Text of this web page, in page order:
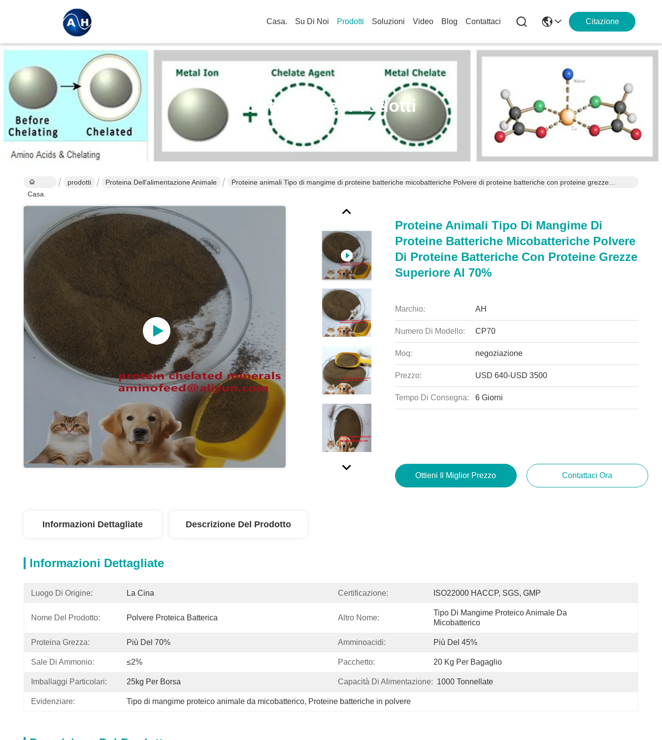
Casa. Su Di Noi Prodotti Soluzioni Video Blog Contattaci Citazione
Dettagli Dei Prodotti
Casa.
prodotti Proteina Dell'alimentazione Animale
Proteine animali Tipo di mangime di proteine batteriche micobatteriche Polvere di proteine batteriche con proteine grezze
Proteine Animali Tipo Di Mangime Di
Proteine Batteriche Micobatteriche Polvere
Di Proteine Batteriche Con Proteine Grezze
Superiore Al 70%
Marchio: AH
Numero Di Modello: CP70
Moq: negoziazione
Prezzo: USD 640-USD 3500
Tempo Di Consegna: 6 Giorni
Ottieni Il Miglior Prezzo Contattaci Ora
Informazioni Dettagliate Descrizione Del Prodotto
Informazioni Dettagliate
Luogo Di Origine: La Cina Certificazione: ISO22000 HACCP, SGS, GMP
Nome Del Prodotto: Polvere Proteica Batterica Altro Nome:
Tipo Di Mangime Proteico Animale Da
Micobatterico
Proteina Grezza: Più Del 70% Amminoacidi: Più Del 45%
Sale Di Ammonio: ≤2% Pacchetto: 20 Kg Per Bagaglio
Imballaggi Particolari: 25kg Per Borsa Capacità Di Alimentazione: 1000 Tonnellate
Evidenziare: Tipo di mangime proteico animale da micobatterico, Proteine batteriche in polvere